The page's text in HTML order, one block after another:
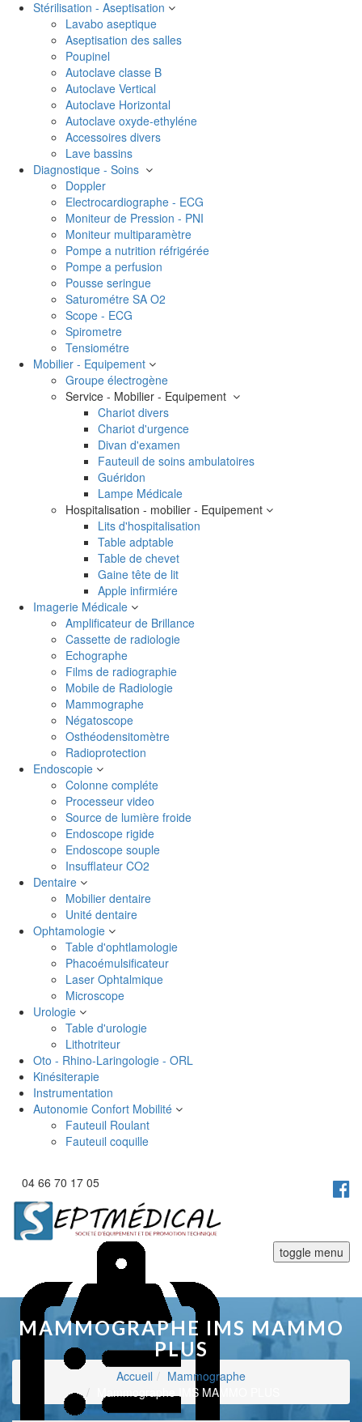
Stérilisation - Aseptisation
Lavabo aseptique
Aseptisation des salles
Poupinel
Autoclave classe B
Autoclave Vertical
Autoclave Horizontal
Autoclave oxyde-ethyléne
Accessoires divers
Lave bassins
Diagnostique - Soins
Doppler
Electrocardiographe - ECG
Moniteur de Pression - PNI
Moniteur multiparamètre
Pompe a nutrition réfrigérée
Pompe a perfusion
Pousse seringue
Saturométre SA O2
Scope - ECG
Spirometre
Tensiométre
Mobilier - Equipement
Groupe électrogène
Service - Mobilier - Equipement
Chariot divers
Chariot d'urgence
Divan d'examen
Fauteuil de soins ambulatoires
Guéridon
Lampe Médicale
Hospitalisation - mobilier - Equipement
Lits d'hospitalisation
Table adptable
Table de chevet
Gaine tête de lit
Apple infirmiére
Imagerie Médicale
Amplificateur de Brillance
Cassette de radiologie
Echographe
Films de radiographie
Mobile de Radiologie
Mammographe
Négatoscope
Osthéodensitomètre
Radioprotection
Endoscopie
Colonne compléte
Processeur video
Source de lumière froide
Endoscope rigide
Endoscope souple
Insufflateur CO2
Dentaire
Mobilier dentaire
Unité dentaire
Ophtamologie
Table d'ophtlamologie
Phacoémulsificateur
Laser Ophtalmique
Microscope
Urologie
Table d'urologie
Lithotriteur
Oto - Rhino-Laringologie - ORL
Kinésiterapie
Instrumentation
Autonomie Confort Mobilité
Fauteuil Roulant
Fauteuil coquille
04 66 70 17 05
toggle menu
MAMMOGRAPHE IMS MAMMO
PLUS
Accueil
Mammographe
Mammographe IMS MAMMO PLUS